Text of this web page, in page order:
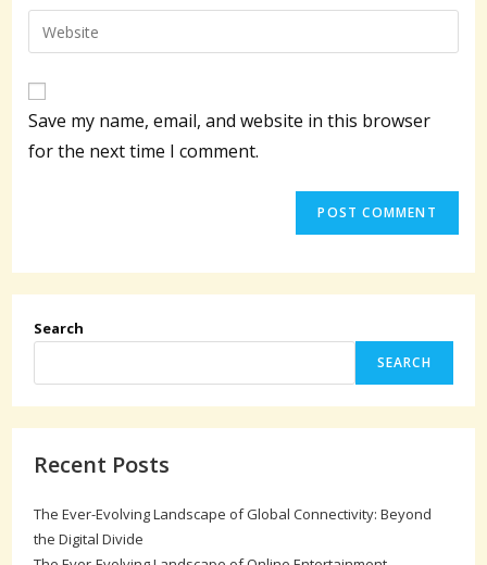
to
comment
email
address
Enter
your
URL
(optional)
Save my name, email, and website in this browser
for the next time I comment.
Search
SEARCH
Recent Posts
The Ever-Evolving Landscape of Global Connectivity: Beyond
the Digital Divide